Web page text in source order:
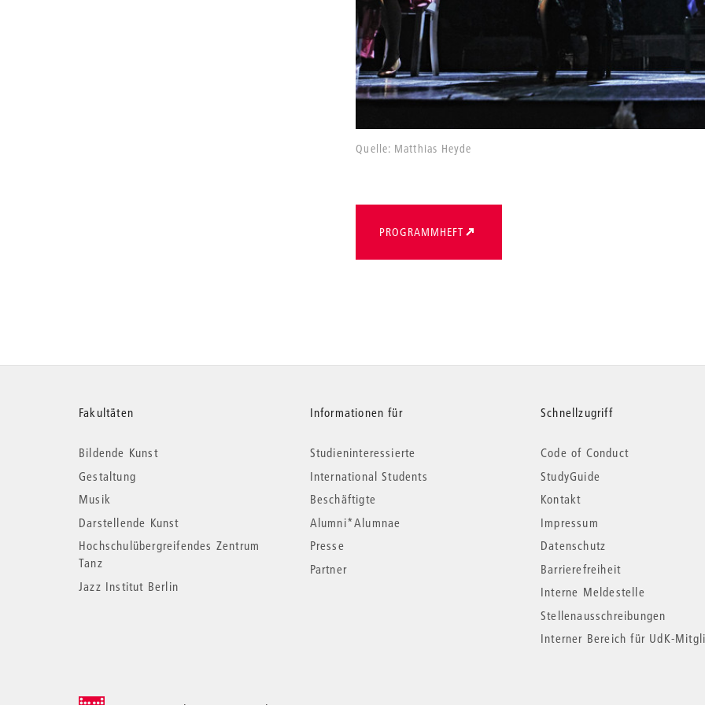
Quelle: Matthias Heyde
PROGRAMMHEFT
Weitere
Informationen
Fakultäten
Bildende Kunst
Gestaltung
Musik
Darstellende Kunst
Hochschulübergreifendes Zentrum
Tanz
Jazz Institut Berlin
Informationen für
Studieninteressierte
International Students
Beschäftigte
Alumni*Alumnae
Presse
Partner
Schnellzugriff
Code of Conduct
StudyGuide
Kontakt
Impressum
Datenschutz
Barrierefreiheit
Interne Meldestelle
Stellenausschreibungen
Interner Bereich für UdK-